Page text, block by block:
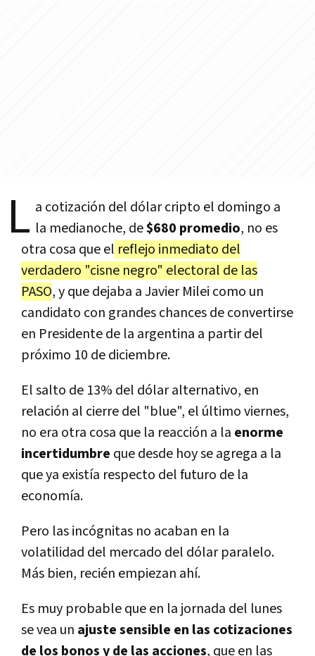
L a cotización del dólar cripto el domingo a
la medianoche, de$680 promedio, no es
otra cosa que el reflejo inmediato del
verdadero "cisne negro" electoral de las
PASO, y que dejaba a Javier Milei como un
candidato con grandes chances de convertirse
en Presidente de la argentina a partir del
próximo 10 de diciembre.
El salto de 13% del dólar alternativo, en
relación al cierre del "blue", el último viernes,
no era otra cosa que la reacción a la enorme
incertidumbre que desde hoy se agrega a la
que ya existía respecto del futuro de la
economía.
Pero las incógnitas no acaban en la
volatilidad del mercado del dólar paralelo.
Más bien, recién empiezan ahí.
Es muy probable que en la jornada del lunes
se vea un ajuste sensible en las cotizaciones
de los bonos y de las acciones, que en las